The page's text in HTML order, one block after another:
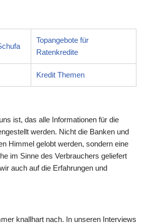
Topangebote für
Ratenkredite
Kredit Themen
ist, das alle Informationen für die
werden. Nicht die Banken und
Himmel gelobt werden, sondern eine
im Sinne des Verbrauchers geliefert
auch auf die Erfahrungen und
knallhart nach. In unseren Interviews